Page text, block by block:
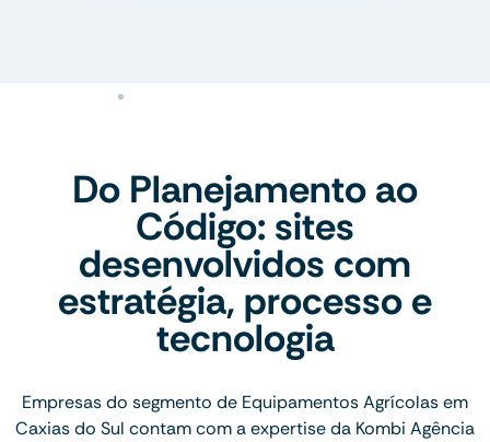
Do Planejamento ao
Código: sites
desenvolvidos com
estratégia, processo e
tecnologia
Empresas do segmento de Equipamentos Agrícolas em
Caxias do Sul contam com a expertise da Kombi Agência